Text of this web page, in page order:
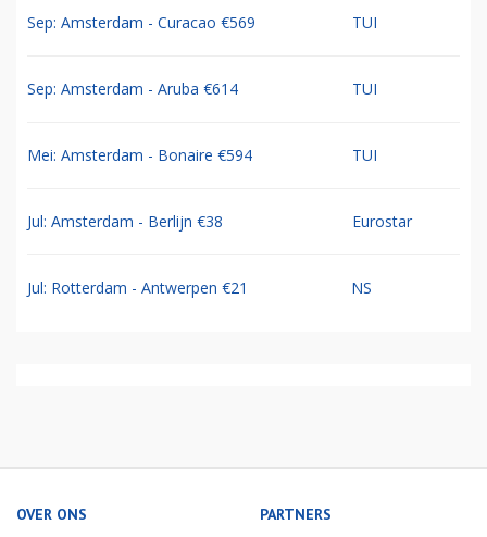
Sep: Amsterdam - Curacao €569 TUI
Sep: Amsterdam - Aruba €614 TUI
Mei: Amsterdam - Bonaire €594 TUI
Jul: Amsterdam - Berlijn €38 Eurostar
Jul: Rotterdam - Antwerpen €21 NS
OVER ONS PARTNERS